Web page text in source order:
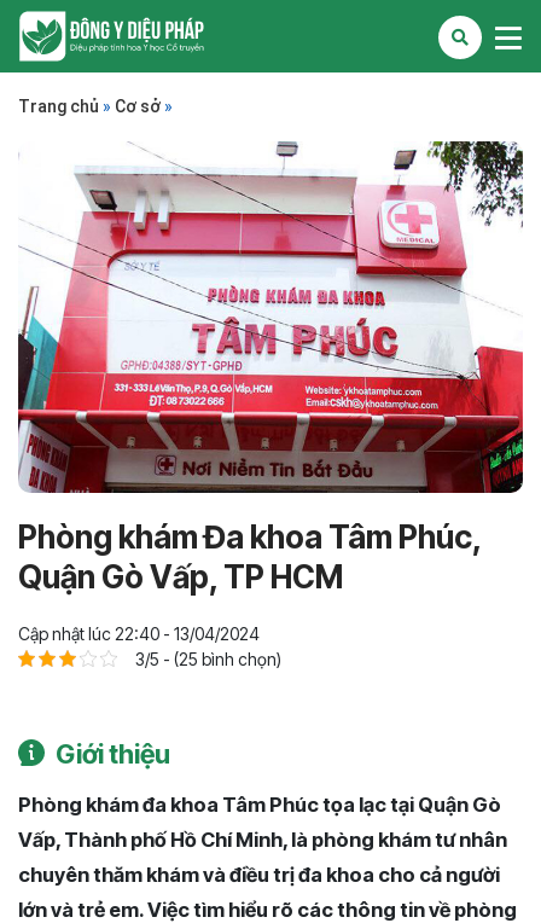
Trang chủ » Cơ sở »
Phòng khám Đa khoa Tâm Phúc,
Quận Gò Vấp, TP HCM
Cập nhật lúc 22:40 - 13/04/2024
3/5 - (25 bình chọn)
Giới thiệu
Phòng khám đa khoa Tâm Phúc tọa lạc tại Quận Gò
Vấp, Thành phố Hồ Chí Minh, là phòng khám tư nhân
chuyên thăm khám và điều trị đa khoa cho cả người
lớn và trẻ em. Việc tìm hiểu rõ các thông tin về phòng